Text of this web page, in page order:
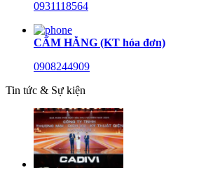
0931118564
CẨM HẰNG (KT hóa đơn)
0908244909
Tin tức & Sự kiện